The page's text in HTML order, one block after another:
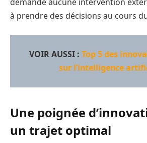
à prendre des décisions au cours
VOIR AUSSI : Top 5 des
sur l’intelligence
Une poignée
un trajet optimal